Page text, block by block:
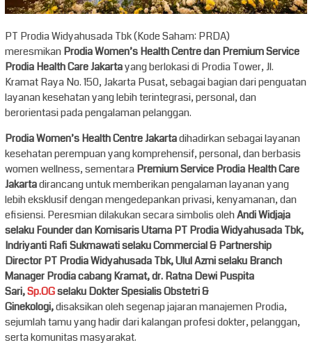
PT Prodia Widyahusada Tbk (Kode Saham: PRDA)
meresmikanProdia Women’s Health Centre dan Premium Service
Prodia Health Care Jakartayang berlokasi di Prodia Tower, Jl.
Kramat Raya No. 150, Jakarta Pusat, sebagai bagian dari penguatan
layanan kesehatan yang lebih terintegrasi, personal, dan
berorientasi pada pengalaman pelanggan.
Prodia Women’s Health Centre Jakartadihadirkan sebagai layanan
kesehatan perempuan yang komprehensif, personal, dan berbasis
women wellness, sementaraPremium Service Prodia Health Care
Jakartadirancang untuk memberikan pengalaman layanan yang
lebih eksklusif dengan mengedepankan privasi, kenyamanan, dan
efisiensi. Peresmian dilakukan secara simbolis olehAndi Widjaja
selaku Founder dan Komisaris Utama PT Prodia Widyahusada Tbk,
Indriyanti Rafi Sukmawati selaku Commercial & Partnership
Director PT Prodia Widyahusada Tbk, Ulul Azmi selaku Branch
Manager Prodia cabang Kramat, dr. Ratna Dewi Puspita
Sari,Sp.OGselaku Dokter Spesialis Obstetri &
Ginekologi,disaksikan oleh segenap jajaran manajemen Prodia,
sejumlah tamu yang hadir dari kalangan profesi dokter, pelanggan,
serta komunitas masyarakat.